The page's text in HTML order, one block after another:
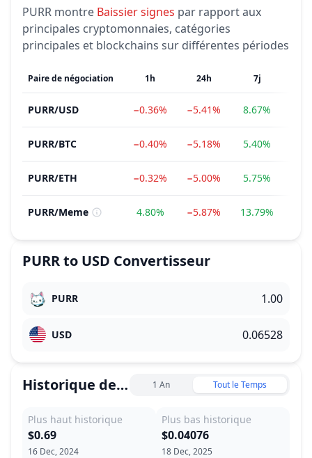
PURR montre Baissiersignes par rapport aux
principales cryptomonnaies, catégories
principales et blockchains sur différentes périodes
Paire de négociation 1h 24h 7j
PURR/USD −0.36% −5.41% 8.67%
PURR/BTC −0.40% −5.18% 5.40%
PURR/ETH −0.32% −5.00% 5.75%
PURR/Meme 4.80% −5.87% 13.79%
PURRto USD Convertisseur
PURR
USD
Historique des prix 1 An Tout le Temps
Plus haut historique
16 Dec, 2024
$0.69
Plus bas historique
18 Dec, 2025
$0.04076